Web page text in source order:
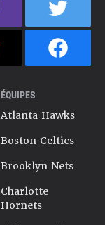
ÉQUIPES
Atlanta Hawks
Boston Celtics
Brooklyn Nets
Charlotte
Hornets